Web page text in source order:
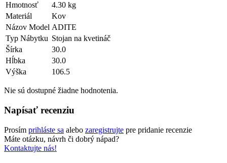
Hmotnosť
4.30 kg
Materiál
Kov
Názov Model ADITE
Typ Nábytku Stojan na kvetináč
Šírka
30.0
Hĺbka
30.0
Výška
106.5
Nie sú dostupné žiadne hodnotenia.
Napísať recenziu
Prosím prihláste sa alebo zaregistrujte pre pridanie recenzie
Máte otázku, návrh či dobrý nápad?
Kontaktujte nás!